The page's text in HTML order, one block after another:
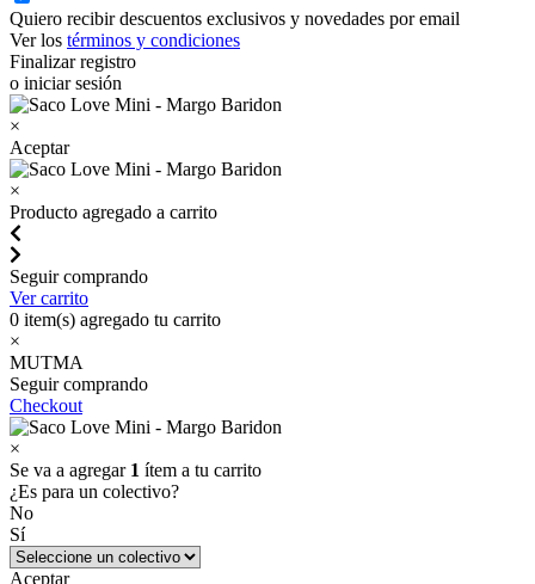
Quiero recibir descuentos exclusivos y novedades por email
Ver los términos y condiciones
Finalizar registro
o iniciar sesión
×
Aceptar
×
Producto agregado a carrito
Seguir comprando
Ver carrito
0 item(s) agregado tu carrito
×
MUTMA
Seguir comprando
Checkout
×
Se va a agregar 1 ítem a tu carrito
¿Es para un colectivo?
No
Sí
Aceptar